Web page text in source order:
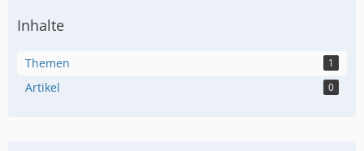
Inhalte
Themen 1
Artikel 0